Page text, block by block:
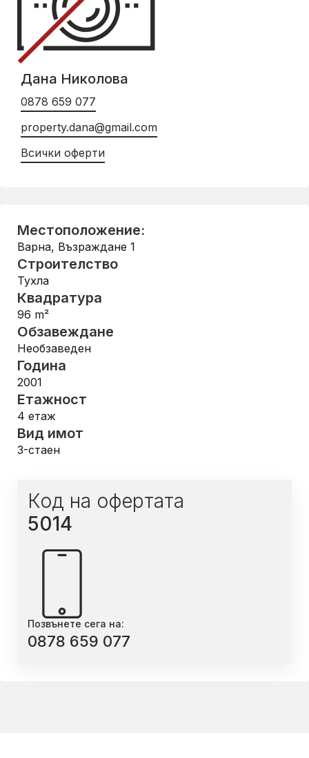
Дана Николова
0878 659 077
property.dana@gmail.com
Всички оферти
Местоположение:
Варна, Възраждане 1
Строителство
Тухла
Квадратура
96 m²
Обзавеждане
Необзаведен
Година
2001
Етажност
4 етаж
Вид имот
3-стаен
Код на офертата
5014
Позвънете сега на:
0878 659 077